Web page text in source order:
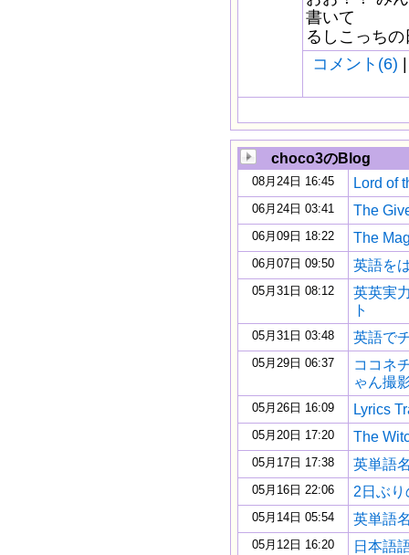
書いて
るしこっち
コメント(6)
choco3のBlog
08月24日 16:45 Lord of
06月24日 03:41 The
06月09日 18:22 The
06月07日 09:50 英語を
05月31日 08:12
英英実
ト
05月31日 03:48 英語で
05月29日 06:37
ココネ
ゃん撮
05月26日 16:09 Lyrics
05月20日 17:20 The
05月17日 17:38 英単語
05月16日 22:06 2日ぶ
05月14日 05:54 英単語
05月12日 16:20 日本語